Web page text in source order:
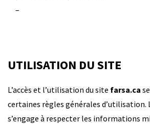
–
UTILISATION DU SITE
L’accès et l’utilisation du site farsa.ca
certaines règles générales d’utilisation.
s’engage à respecter les informations